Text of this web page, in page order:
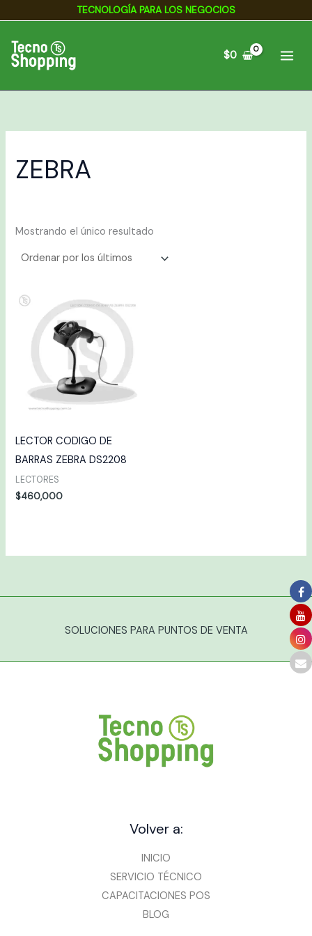
contenido
TECNOLOGÍA PARA LOS NEGOCIOS
$0
ZEBRA
Mostrando el único resultado
LECTOR CODIGO DE
BARRAS ZEBRA DS2208
LECTORES
$460,000
SOLUCIONES PARA PUNTOS DE VENTA
Volver a:
INICIO
SERVICIO TÉCNICO
CAPACITACIONES POS
BLOG